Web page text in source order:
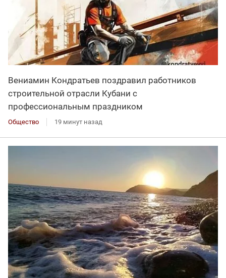
Вениамин Кондратьев поздравил работников
строительной отрасли Кубани с
профессиональным праздником
Общество 19 минут назад